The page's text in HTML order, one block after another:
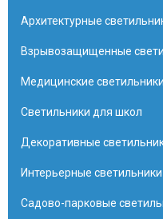
Архитектурные
Взрывозащищенные
Медицинские светильники
Светильники для школ
Декоративные
Интерьерные светильники
Садово-парковые